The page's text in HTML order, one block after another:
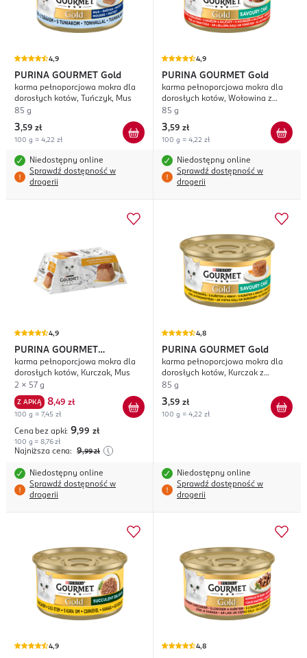
4,9
PURINA GOURMET Gold
karma pełnoporcjowa mokra dla
dorosłych kotów, Tuńczyk, Mus
85 g
3,59 zł
100 g = 4,22 zł
Niedostępny online
Sprawdź dostępność w
drogerii
4,9
PURINA GOURMET Gold
karma pełnoporcjowa mokra dla
dorosłych kotów, Wołowina z
Pomidorami, Savoury Cake
85 g
3,59 zł
100 g = 4,22 zł
Niedostępny online
Sprawdź dostępność w
drogerii
4,9
PURINA GOURMET
Revelations
karma pełnoporcjowa mokra dla
dorosłych kotów, Kurczak, Mus
2 x 57 g
Z APKĄ 8,49 zł
100 g = 7,45 zł
Cena bez apki: 9,99 zł
100 g = 8,76 zł
Najniższa cena: 9,99 zł
Niedostępny online
Sprawdź dostępność w
drogerii
4,8
PURINA GOURMET Gold
karma pełnoporcjowa mokra dla
dorosłych kotów, Kurczak z
Marchwką, Savoury Cake
85 g
3,59 zł
100 g = 4,22 zł
Niedostępny online
Sprawdź dostępność w
drogerii
4,9 4,8